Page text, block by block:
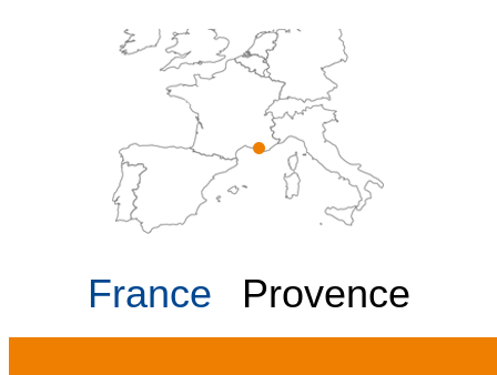
France Provence